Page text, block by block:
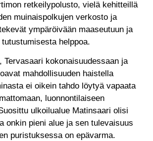
retkeilypolusto, vielä kehitteillä
muinaispolkujen verkosto ja
ympäröivään maaseutuun ja
helppoa.
Tervasaari kokonaisuudessaan ja
mahdollisuuden haistella
ei oikein tahdo löytyä vapaata
luonnontilaiseen
ulkoilualue Matinsaari olisi
onkin pieni alue ja sen tulevaisuus
puristuksessa on epävarma.